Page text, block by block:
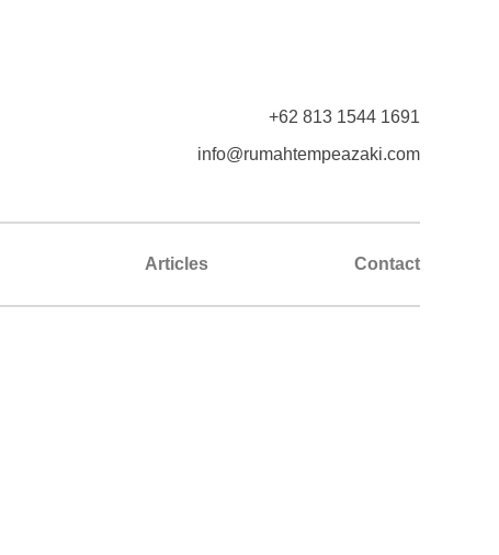
+62 813 1544 1691
info@rumahtempeazaki.com
Articles Contact